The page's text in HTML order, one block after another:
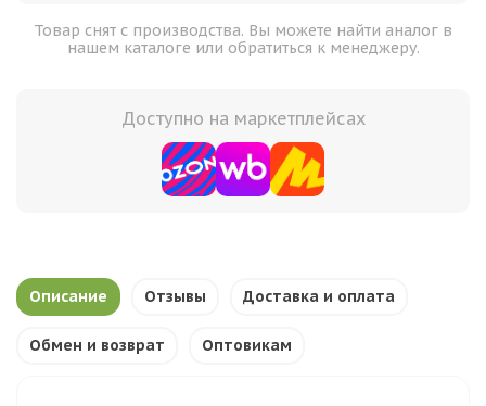
Товар снят с производства. Вы можете найти аналог в
нашем каталоге или обратиться к менеджеру.
Доступно на маркетплейсах
Описание Отзывы Доставка и оплата
Обмен и возврат Оптовикам